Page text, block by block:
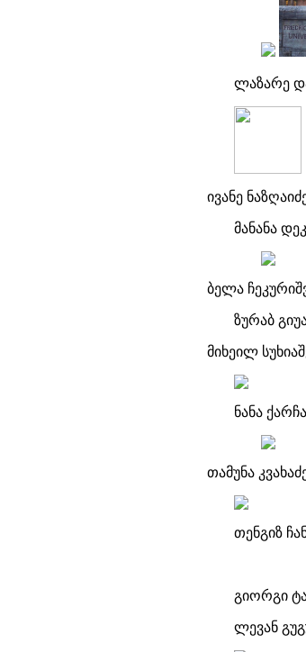
ლაზარე
ივანე
მანანა
ბელა
ზურაბ
მიხეილ
ნანა
თამუნა
თენგიზ
გიორგი
ლევან